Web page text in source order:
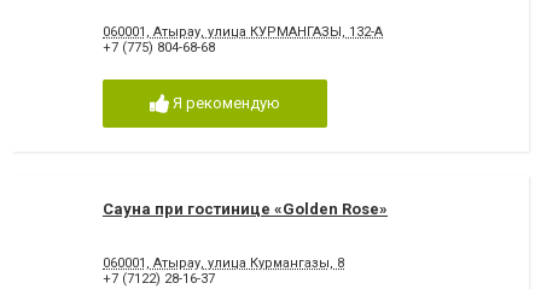
060001, Атырау, улица КУРМАНГАЗЫ, 132-А
+7 (775) 804-68-68
Я рекомендую
Сауна при гостинице «Golden Rose»
060001, Атырау, улица Курмангазы, 8
+7 (7122) 28-16-37